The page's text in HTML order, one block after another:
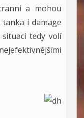
a mohou
i damage
tedy volí